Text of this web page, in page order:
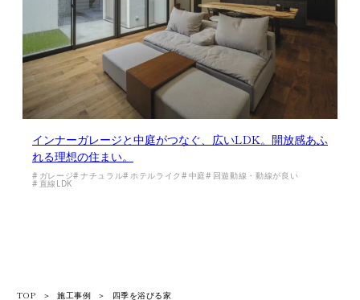
インナーガレージと中庭がつなぐ、広いLDK。開放感あふ
れる理想の住まい。
ガレージ ナチュラル ホテルライク 中庭 回遊動線・動線が良い
直線LDK
TOP ＞ 施工事例 ＞ 四季を浴びる家